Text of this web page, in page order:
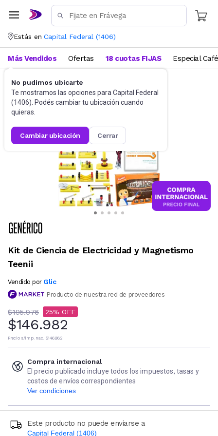
Estás en Capital Federal (1406)
No pudimos ubicarte
Te mostramos las opciones para Capital Federal
(1406). Podés cambiar tu ubicación cuando
quieras.
cambiar ubicación cerrar
Más Vendidos Ofertas 18 cuotas FIJAS Especial Café
Didácticos Para niños
Kit de Ciencia de Electricidad y Magnetismo
Teenii
Vendido por Glic
Producto de nuestra red de proveedores
$195.976 25
$146.982
Precio s/imp. nac. $146.982
Compra internacional
El precio publicado incluye todos los impuestos, tasas y
costos de envíos correspondientes
Ver condiciones
Este producto no puede enviarse a
Capital Federal (1406)